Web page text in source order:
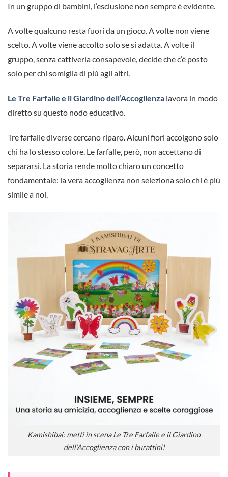
In un gruppo di bambini, l’esclusione non sempre è evidente.
A volte qualcuno resta fuori da un gioco. A volte non viene
scelto. A volte viene accolto solo se si adatta. A volte il
gruppo, senza cattiveria consapevole, decide che c’è posto
solo per chi somiglia di più agli altri.
Le Tre Farfalle e il Giardino dell’Accoglienza lavora in modo
diretto su questo nodo educativo.
Tre farfalle diverse cercano riparo. Alcuni fiori accolgono solo
chi ha lo stesso colore. Le farfalle, però, non accettano di
separarsi. La storia rende molto chiaro un concetto
fondamentale: la vera accoglienza non seleziona solo chi è più
simile a noi.
Kamishibai: metti in scena Le Tre Farfalle e il Giardino
dell’Accoglienza con i burattini!